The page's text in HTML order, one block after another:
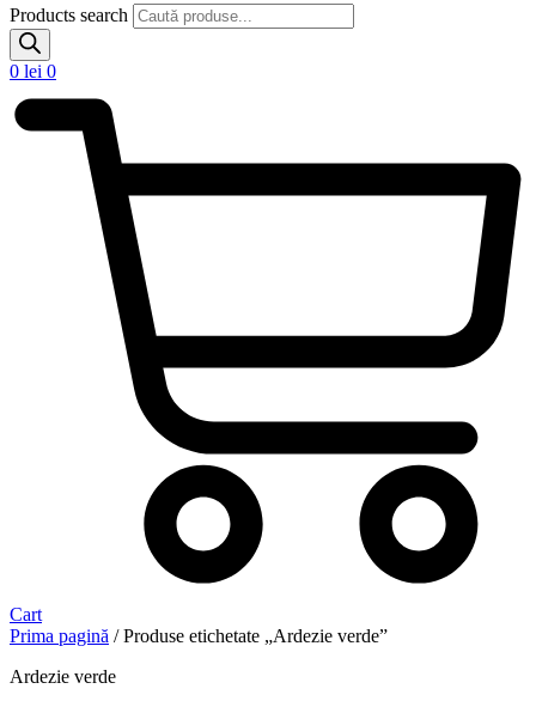
Products search
0 lei 0
Cart
Prima pagină / Produse etichetate „Ardezie verde”
Ardezie verde